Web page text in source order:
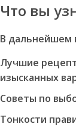
Что вы
В дальнейшем
Лучшие
изысканных
Советы по
Тонкости